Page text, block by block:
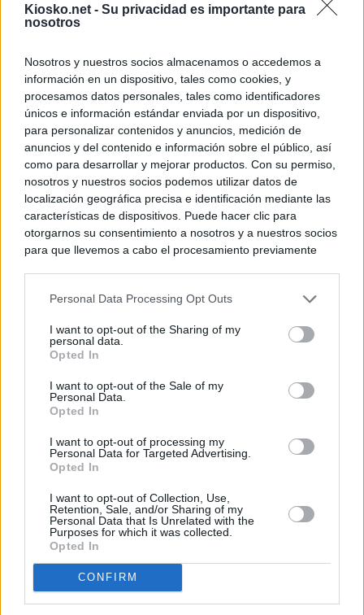
Kiosko.net - Su privacidad es importante para
nosotros
Nosotros y nuestros socios almacenamos o accedemos a
información en un dispositivo, tales como cookies, y
procesamos datos personales, tales como identificadores
únicos e información estándar enviada por un dispositivo,
para personalizar contenidos y anuncios, medición de
anuncios y del contenido e información sobre el público, así
como para desarrollar y mejorar productos. Con su permiso,
nosotros y nuestros socios podemos utilizar datos de
localización geográfica precisa e identificación mediante las
características de dispositivos. Puede hacer clic para
otorgarnos su consentimiento a nosotros y a nuestros socios
para que llevemos a cabo el procesamiento previamente
negar su consentimiento. Tenga en cuenta que algún
de su consentimiento, pero usted tiene el derecho de
rechazar tal procesamiento. Sus preferencias se aplicarán
cualquier momento entrando de nuevo en este sitio web o
visitando nuestra política de privacidad.
Personal Data Processing Opt Outs
I want to opt-out of the Sharing of my
personal data.
Opted In
I want to opt-out of the Sale of my
Personal Data.
Opted In
I want to opt-out of processing my
Personal Data for Targeted Advertising.
Opted In
I want to opt-out of Collection, Use,
Retention, Sale, and/or Sharing of my
Personal Data that Is Unrelated with the
Purposes for which it was collected.
Opted In
CONFIRM